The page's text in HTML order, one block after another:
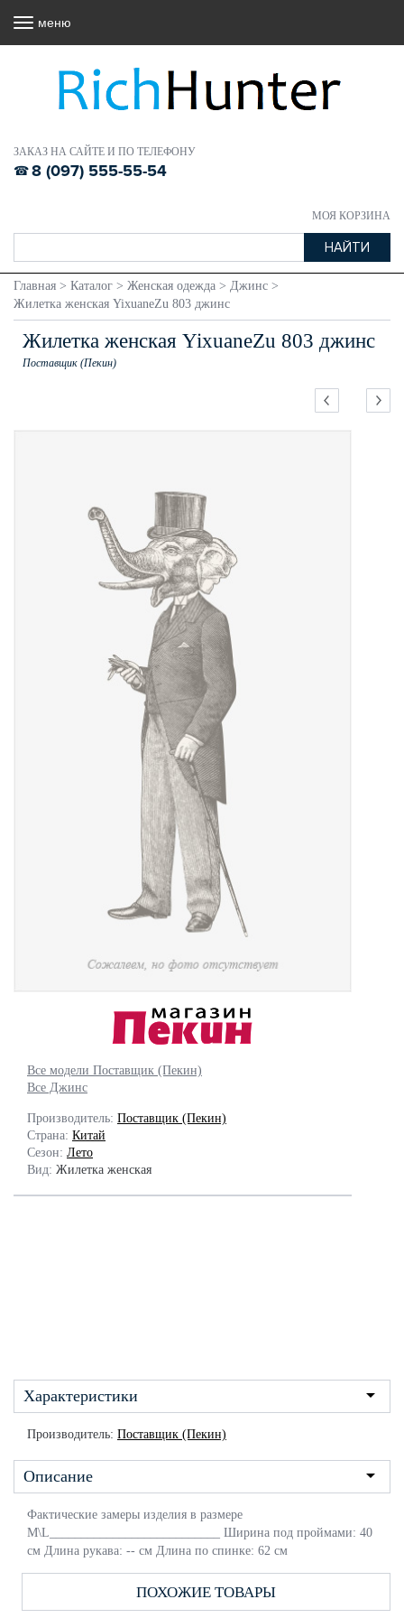
ЗАКАЗ НА САЙТЕ И ПО ТЕЛЕФОНУ
8 (097) 555-55-54
МОЯ КОРЗИНА
меню
Главная > Каталог > Женская одежда > Джинс >
Жилетка женская YixuaneZu 803 джинс
Жилетка женская YixuaneZu 803 джинс
Поставщик (Пекин)
Все модели Поставщик (Пекин)
Все Джинс
Производитель: Поставщик (Пекин)
Страна: Китай
Сезон: Лето
Вид: Жилетка женская
Характеристики
Производитель: Поставщик (Пекин)
Описание
Фактические замеры изделия в размере
M\L___________________________ Ширина под проймами: 40
см Длина рукава: -- см Длина по спинке: 62 см
ПОХОЖИЕ ТОВАРЫ